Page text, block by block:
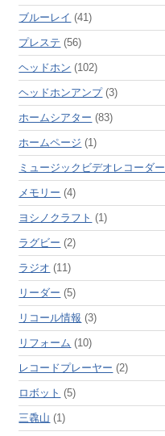
ブルーレイ (41)
プレステ (56)
ヘッドホン (102)
ヘッドホンアンプ(3)
ホームシアター (83)
ホームページ (1)
ミュージックビデオレコーダー
メモリー (4)
ヨシノクラフト (1)
ラグビー (2)
ラジオ (11)
リーダー (5)
リコール情報 (3)
リフォーム (10)
レコードプレーヤー (2)
ロボット (5)
三毳山 (1)